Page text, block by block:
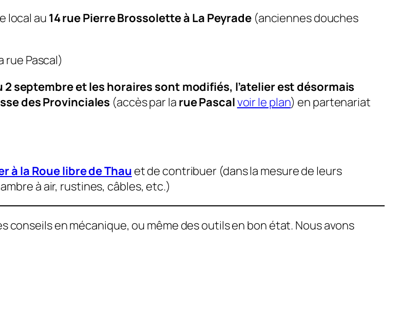
local au14 rue Pierre Brossolette à La Peyrade(anciennes douches
rue Pascal)
2 septembre et les horaires sont modifiés, l’atelier est désormais
des Provinciales (accès par la rue Pascalvoir le plan) en partenariat
à la Roue libre de Thau et de contribuer (dans la mesure de leurs
à air, rustines, câbles, etc.)
en mécanique, ou même des outils en bon état. Nous avons